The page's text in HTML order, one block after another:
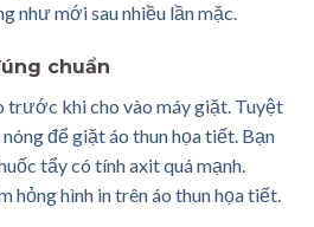
như mới sau nhiều lần mặc.
chuẩn
trước khi cho vào máy giặt. Tuyệt
để giặt áo thun họa tiết. Bạn
tẩy có tính axit quá mạnh.
hỏng hình in trên áo thun họa tiết.